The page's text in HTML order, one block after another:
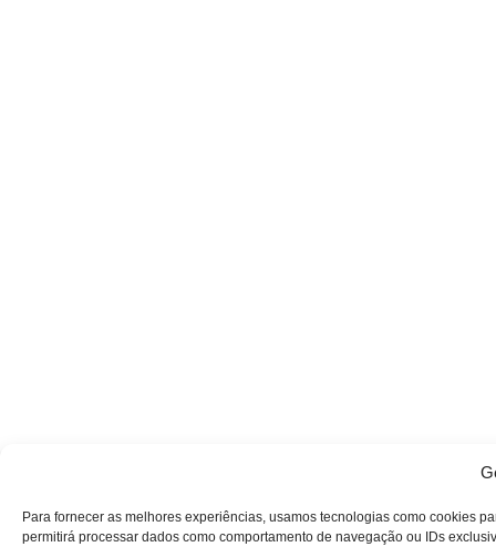
Para fornecer as melhores experiências, usamos tecnologias como cookies
permitirá processar dados como comportamento de navegação ou IDs